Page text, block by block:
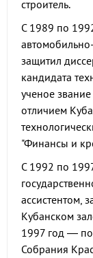
строитель.
С 1989 по
защитил
кандидата
ученое
отличием
"Финансы и
С 1992 по
ассистентом,
Кубанском
1997 год —
Собрания